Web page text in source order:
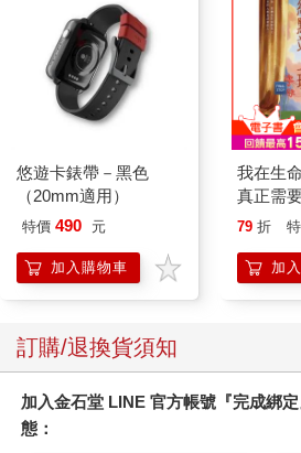
悠遊卡錶帶－黑色
（20mm適用）
特價 490 元
加入購物車
我在生
真正需
實是留
79 折
加
訂購/退換貨須知
加入金石堂 LINE 官方帳號『完成綁
態：